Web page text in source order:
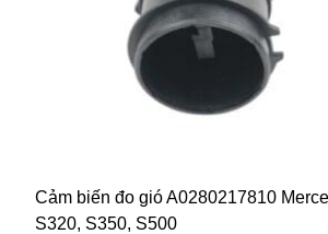
Cảm biến đo gió A0280217810
S320, S350, S500